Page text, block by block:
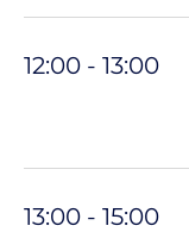
12:00 - 13:00
13:00 - 15:00